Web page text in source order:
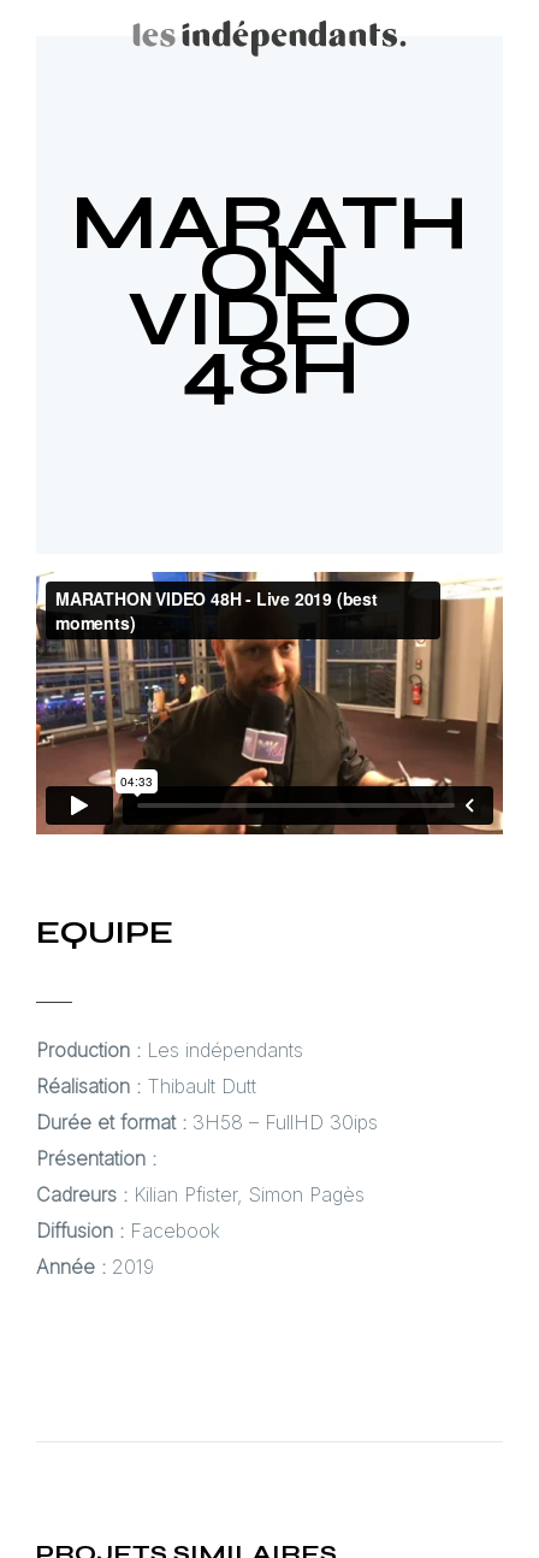
MARATH
ON
VIDEO
48H
EQUIPE
Production : Les indépendants
Réalisation : Thibault Dutt
Durée et format : 3H58 – FullHD 30ips
Présentation :
Cadreurs : Kilian Pfister, Simon Pagès
Diffusion : Facebook
Année : 2019